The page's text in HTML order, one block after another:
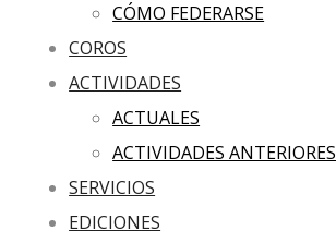
CÓMO FEDERARSE
COROS
ACTIVIDADES
ACTUALES
ACTIVIDADES ANTERIORES
SERVICIOS
EDICIONES